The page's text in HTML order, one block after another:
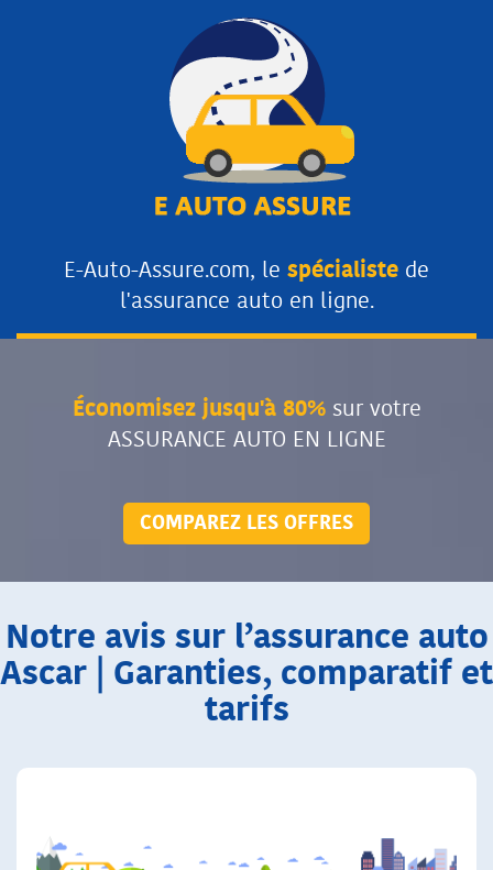
E-Auto-Assure.com, le spécialiste de
l'assurance auto en ligne.
Économisez jusqu'à 80% sur votre
ASSURANCE AUTO EN LIGNE
COMPAREZ LES OFFRES
Notre avis sur l’assurance auto
Ascar | Garanties, comparatif et
tarifs